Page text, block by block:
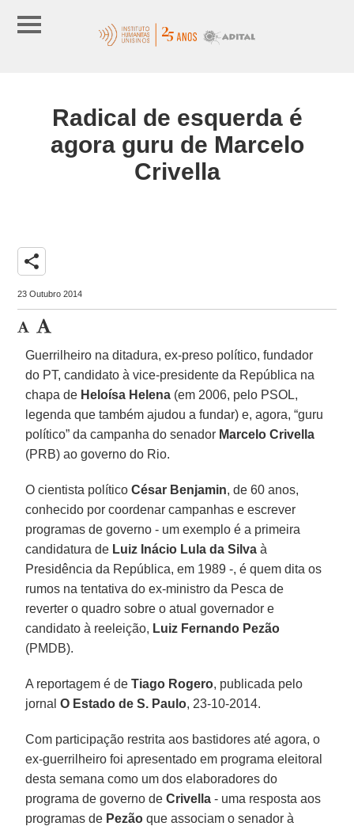
Radical de esquerda é
agora guru de Marcelo
Crivella
share
23 Outubro 2014
Guerrilheiro na ditadura, ex-preso político, fundador
do PT, candidato à vice-presidente da República na
chapa de Heloísa Helena (em 2006, pelo PSOL,
legenda que também ajudou a fundar) e, agora, “guru
político” da campanha do senador Marcelo Crivella
(PRB) ao governo do Rio.
O cientista políticoCésar Benjamin, de 60 anos,
conhecido por coordenar campanhas e escrever
programas de governo - um exemplo é a primeira
candidatura de Luiz Inácio Lula da Silva à
Presidência da República, em 1989 -, é quem dita os
rumos na tentativa do ex-ministro da Pesca de
reverter o quadro sobre o atual governador e
candidato à reeleição, Luiz Fernando Pezão
(PMDB).
A reportagem é deTiago Rogero, publicada pelo
jornalO Estado de S. Paulo, 23-10-2014.
Com participação restrita aos bastidores até agora, o
ex-guerrilheiro foi apresentado em programa eleitoral
desta semana como um dos elaboradores do
programa de governo deCrivella - uma resposta aos
programas de Pezão que associam o senador à